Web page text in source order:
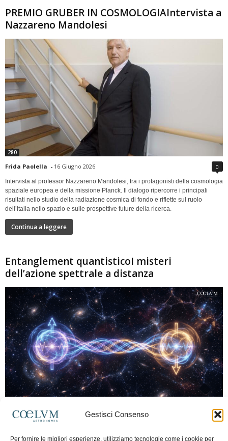
Gestisci Consenso
Per fornire le migliori esperienze, utilizziamo tecnologie come i cookie per
PREMIO GRUBER IN COSMOLOGIAIntervista a
Nazzareno Mandolesi
280
Frida Paolella - 16 Giugno 2026 0
Intervista al professor Nazzareno Mandolesi, tra i protagonisti della cosmologia
spaziale europea e della missione Planck. Il dialogo ripercorre i principali
risultati nello studio della radiazione cosmica di fondo e riflette sul ruolo
dell’Italia nello spazio e sulle prospettive future della ricerca.
Continua a leggere
Entanglement quantisticoI misteri
dell’azione spettrale a distanza
Marco Lorrai - 15 Giugno 2026 0
moderna: due particelle possono mostrare correlazioni che sembrano ignorare